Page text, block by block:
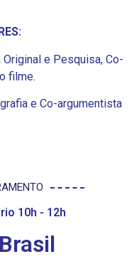
e Pesquisa, Co-
filme.
e Co-argumentista
10h - 12h